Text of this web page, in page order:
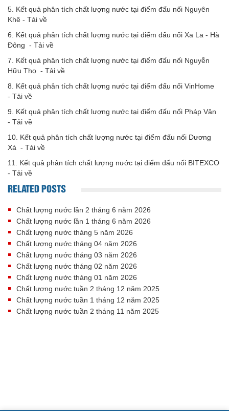
5. Kết quả phân tích chất lượng nước tại điểm đấu nối Nguyên
Khê - Tải về
6. Kết quả phân tích chất lượng nước tại điểm đấu nối Xa La - Hà
Đông - Tải về
7. Kết quả phân tích chất lượng nước tại điểm đấu nối Nguyễn
Hữu Thọ - Tải về
8. Kết quả phân tích chất lượng nước tại điểm đấu nối VinHome
- Tải về
9. Kết quả phân tích chất lượng nước tại điểm đấu nối Pháp Vân
- Tải về
10. Kết quả phân tích chất lượng nước tại điểm đấu nối Dương
Xá - Tải về
11. Kết quả phân tích chất lượng nước tại điểm đấu nối BITEXCO
- Tải về
RELATED POSTS
Chất lượng nước lần 2 tháng 6 năm 2026
Chất lượng nước lần 1 tháng 6 năm 2026
Chất lượng nước tháng 5 năm 2026
Chất lượng nước tháng 04 năm 2026
Chất lượng nước tháng 03 năm 2026
Chất lượng nước tháng 02 năm 2026
Chất lượng nước tháng 01 năm 2026
Chất lượng nước tuần 2 tháng 12 năm 2025
Chất lượng nước tuần 1 tháng 12 năm 2025
Chất lượng nước tuần 2 tháng 11 năm 2025